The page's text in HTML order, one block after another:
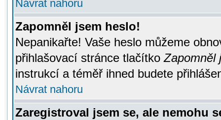
Návrat nahoru
Zapomněl jsem heslo!
Nepanikařte! Vaše heslo můžeme
přihlašovací stránce tlačítkoZapomněl
instrukcí a téměř ihned budete
Návrat nahoru
Zaregistroval jsem se, ale nemohu